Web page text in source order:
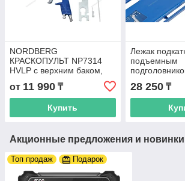
NORDBERG
КРАСКОПУЛЬТ NP7314
HVLP с верхним баком,
сопло 1,4 мм
от 11 990 ₸
Купить
Лежак
подъемным
NORDBERG
28 250₸
Акционные предложения и новинки
Топ продаж Подарок